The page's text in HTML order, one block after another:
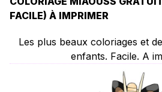
FACILE) À IMPRIMER
Les plus beaux coloriages et
enfants. Facile. A